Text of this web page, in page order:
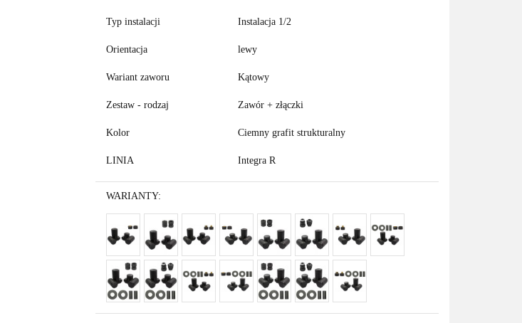
Typ instalacji Instalacja 1/2
Orientacja lewy
Wariant zaworu Kątowy
Zestaw - rodzaj Zawór + złączki
Kolor Ciemny grafit strukturalny
LINIA Integra R
WARIANTY: